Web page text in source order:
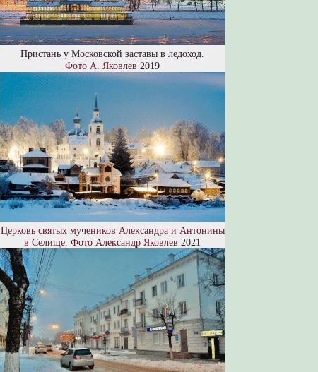
Пристань у Московской заставы в ледоход.
Фото А. Яковлев 2019
Церковь святых мучеников Александра и Антонины
в Селище. Фото Александр Яковлев 2021